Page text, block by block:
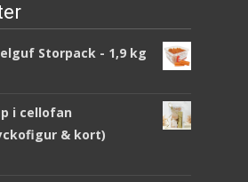
Storpack - 1,9 kg
i cellofan
& kort)